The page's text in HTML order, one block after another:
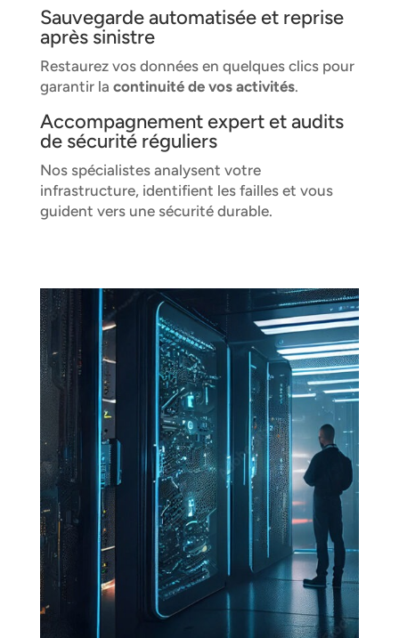
Sauvegarde automatisée et reprise
après sinistre
Restaurez vos données en quelques clics pour
garantir la continuité de vos activités.
Accompagnement expert et audits
de sécurité réguliers
Nos spécialistes analysent votre
infrastructure, identifient les failles et vous
guident vers une sécurité durable.